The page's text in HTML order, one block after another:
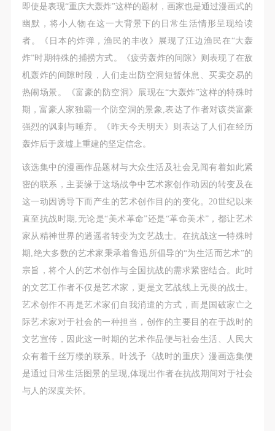
即使是表现“重庆大轰炸”这样的题材，画家也是通过漫画式的
幽默，将小人物在这一大背景下的日常生活情形呈现给读
者。《日本的炸弹，渔民的丰收》展现了江边渔民在“大轰
炸”时期特殊的捕捞方式。《疲劳轰炸的间隙》则表现了在敌
机轰炸的间隙时段，人们走出防空洞短暂休息、买卖交易的
热闹场景。《富豪的防空洞》展现在“大轰炸”这样的特殊时
期，富豪人家独霸一个防空洞的景象,表达了作者对该类富豪
强烈的讽刺与唾弃。《昨天今天明天》则表达了人们在经历
轰炸后于废墟上重建的坚定信念。
该选集中的漫画作品题材与大众生活及社会见闻有着如此紧
密的联系，主要缘于这场战争中艺术家创作动因的转变及在
这一动因诱导下而产生的艺术创作目的的变化。20世纪以来
直至抗战时期,无论是“美术革命”还是“革命美术”，都让艺术
家从精神世界的逍遥者转变为文艺战士。在抗战这一特殊时
期,绝大多数的艺术家秉承着鲁迅所倡导的“为生活而艺术”的
宗旨，将个人的艺术创作与全国抗战的需求紧密结合。此时
的文艺工作者不仅是艺术家，更是文艺战线上无畏的战士。
艺术创作不再是艺术家们自我消遣的方式，而是国破家亡之
际艺术家对于社会的一种担当，创作的主要目的在于战时的
文艺宣传，因此这一时期的艺术作品便与社会生活、人民大
众有着千丝万缕的联系。叶浅予《战时的重庆》漫画选集便
是通过日常生活图景的呈现,体现出作者在抗战期间对于社会
与人的深度关怀。
方）的权利义务关系，经双方友好协商，甲乙双方就
带有甲方肖像的作品的使用达成如下一致协议：
一、 一般约定
（1）、甲方为本协议中的肖像权人，自愿将自己的
肖像权许可乙方作符合本协议约定和法律规定的用
途。
（2）、乙方中央美术学院美术馆是一所具有标志
性、专业性、国际化的现代公共美术馆。中央美术学
院美术馆与时代同行，努力塑造一个开放、自由、学
术的空间氛围，竭诚与各单位、企业、机构、艺术家
和观众进行良好互动。以学院的学术研究为基础，积
极策划国际、国内多视角、多领域的展览、论坛及公
共教育活动，为美院师生、中外艺术家以及社会公众
提供一个交流、学习、展示的平台。作为一家公益性
单位，其开展的公共教育活动以学术性和公益性为
主。
（3）、乙方为甲方拍摄中央美术学院公共教育部所
有公教活动。
二、拍摄内容、使用形式、使用地域范围
（1）、拍摄内容 乙方拍摄的带有甲方肖像的作品内
容包括：①中央美术学院美术馆②中央美术学院校园
内○3由中央美术学院公共教育部策划或执行的一切活
动。
方）的权利义务关系，经双方友好协商，甲乙双方就
带有甲方肖像的作品的使用达成如下一致协议：
一、 一般约定
（1）、甲方为本协议中的肖像权人，自愿将自己的
肖像权许可乙方作符合本协议约定和法律规定的用
途。
（2）、乙方中央美术学院美术馆是一所具有标志
性、专业性、国际化的现代公共美术馆。中央美术学
院美术馆与时代同行，努力塑造一个开放、自由、学
术的空间氛围，竭诚与各单位、企业、机构、艺术家
和观众进行良好互动。以学院的学术研究为基础，积
极策划国际、国内多视角、多领域的展览、论坛及公
共教育活动，为美院师生、中外艺术家以及社会公众
提供一个交流、学习、展示的平台。作为一家公益性
单位，其开展的公共教育活动以学术性和公益性为
主。
（3）、乙方为甲方拍摄中央美术学院公共教育部所
有公教活动。
二、拍摄内容、使用形式、使用地域范围
（1）、拍摄内容 乙方拍摄的带有甲方肖像的作品内
容包括：①中央美术学院美术馆②中央美术学院校园
内○3由中央美术学院公共教育部策划或执行的一切活
动。
方）的权利义务关系，经双方友好协商，甲乙双方就
带有甲方肖像的作品的使用达成如下一致协议：
一、 一般约定
（1）、甲方为本协议中的肖像权人，自愿将自己的
肖像权许可乙方作符合本协议约定和法律规定的用
途。
（2）、乙方中央美术学院美术馆是一所具有标志
性、专业性、国际化的现代公共美术馆。中央美术学
院美术馆与时代同行，努力塑造一个开放、自由、学
术的空间氛围，竭诚与各单位、企业、机构、艺术家
和观众进行良好互动。以学院的学术研究为基础，积
极策划国际、国内多视角、多领域的展览、论坛及公
共教育活动，为美院师生、中外艺术家以及社会公众
提供一个交流、学习、展示的平台。作为一家公益性
单位，其开展的公共教育活动以学术性和公益性为
主。
（3）、乙方为甲方拍摄中央美术学院公共教育部所
有公教活动。
二、拍摄内容、使用形式、使用地域范围
（1）、拍摄内容 乙方拍摄的带有甲方肖像的作品内
容包括：①中央美术学院美术馆②中央美术学院校园
内○3由中央美术学院公共教育部策划或执行的一切活
动。